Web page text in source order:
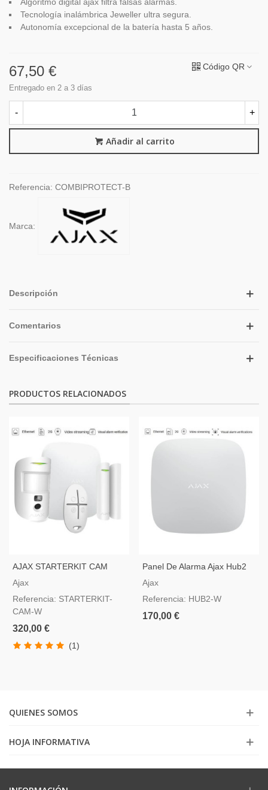
Tecnología inalámbrica Jeweller ultra segura.
Autonomía excepcional de la batería hasta 5 años.
67,50 €
Entregado en 2 a 3 días
Código QR
- +
Añadir al carrito
Referencia: COMBIPROTECT-B
Marca:
Descripción
Comentarios
Especificaciones Técnicas
PRODUCTOS RELACIONADOS
AJAX STARTERKIT CAM
Com Motioncam, Color
Ajax
Referencia: STARTERKIT-
CAM-W
320,00 €
(1)
Panel De Alarma Ajax Hub2
Blanco Compatible Con Video
Ajax
Referencia: HUB2-W
170,00 €
QUIENES SOMOS
HOJA INFORMATIVA